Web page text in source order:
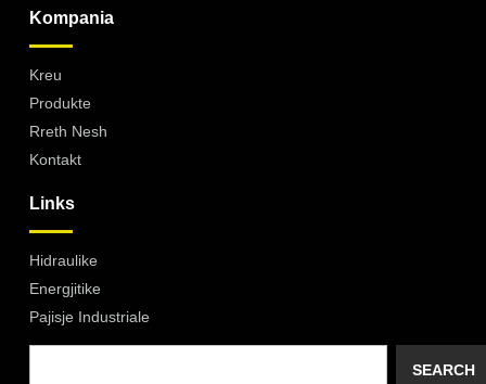
Kompania
Kreu
Produkte
Rreth Nesh
Kontakt
Links
Hidraulike
Energjitike
Pajisje Industriale
SEARCH